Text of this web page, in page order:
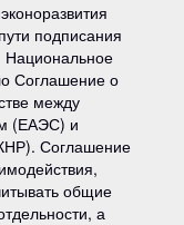
подписания
Национальное
Соглашение о
между
(ЕАЭС) и
Соглашение
общие
а